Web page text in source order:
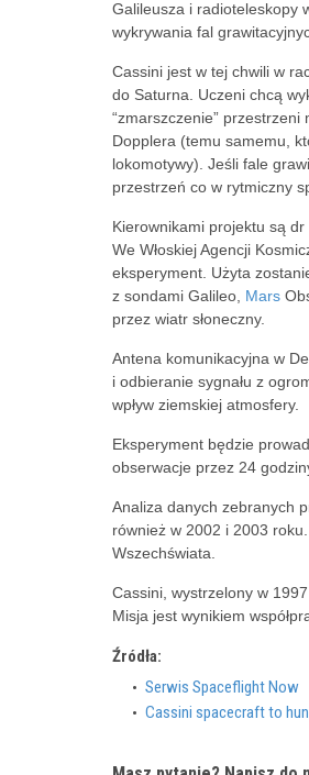
Galileusza i radioteleskopy
wykrywania fal
Cassini jest w tej chwili w
do Saturna. Uczeni chcą
“zmarszczenie”
Dopplera (temu samemu,
lokomotywy). Jeśli fale
przestrzeń co w rytmiczny
Kierownikami projektu są
We Włoskiej Agencji
eksperyment. Użyta
z sondami Galileo, Mars
przez wiatr słoneczny.
Antena komunikacyjna w
i odbieranie sygnału z
wpływ ziemskiej atmosfery.
Eksperyment będzie
obserwacje przez 24
Analiza danych zebranych
również w 2002 i 2003
Wszechświata.
Cassini, wystrzelony w
Misja jest wynikiem
Źródła:
Serwis Spaceflight Now
Cassini spacecraft to